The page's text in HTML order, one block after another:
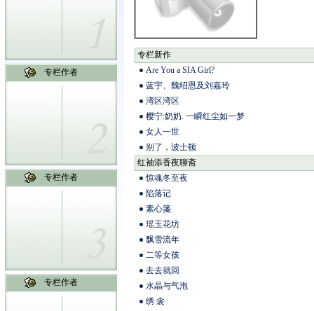
专栏作者
专栏作者
专栏作者
专栏新作
Are You a SIA Girl?
蓝宇、魏绍恩及刘嘉玲
湾区湾区
樱宁:奶奶. 一瞬红尘如一梦
女人一世
别了，波士顿
红袖添香夜聊斋
惊魂冬至夜
陷落记
素心箋
瑶玉花坊
飘雪流年
二等女孩
去去就回
水晶与气泡
绣 衾